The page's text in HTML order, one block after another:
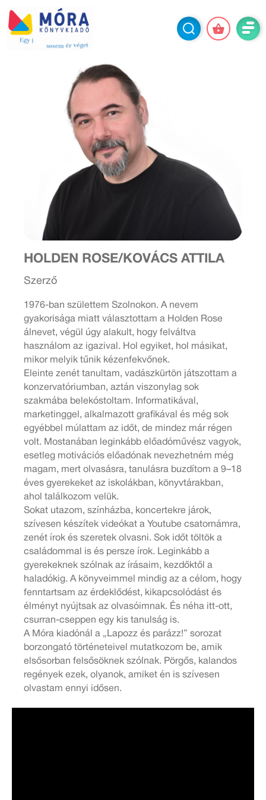
HOLDEN ROSE/KOVÁCS ATTILA
Szerző
1976-ban születtem Szolnokon. A nevem
gyakorisága miatt választottam a Holden Rose
álnevet, végül úgy alakult, hogy felváltva
használom az igazival. Hol egyiket, hol másikat,
mikor melyik tűnik kézenfekvőnek.
Eleinte zenét tanultam, vadászkürtön játszottam a
konzervatóriumban, aztán viszonylag sok
szakmába belekóstoltam. Informatikával,
marketinggel, alkalmazott grafikával és még sok
egyébbel múlattam az időt, de mindez már régen
volt. Mostanában leginkább előadóművész vagyok,
esetleg motivációs előadónak nevezhetném még
magam, mert olvasásra, tanulásra buzdítom a 9–18
éves gyerekeket az iskolákban, könyvtárakban,
ahol találkozom velük.
Sokat utazom, színházba, koncertekre járok,
szívesen készítek videókat a Youtube csatornámra,
zenét írok és szeretek olvasni. Sok időt töltök a
családommal is és persze írok. Leginkább a
gyerekeknek szólnak az írásaim, kezdőktől a
haladókig. A könyveimmel mindig az a célom, hogy
fenntartsam az érdeklődést, kikapcsolódást és
élményt nyújtsak az olvasóimnak. És néha itt-ott,
csurran-cseppen egy kis tanulság is.
A Móra kiadónál a „Lapozz és parázz!” sorozat
borzongató történeteivel mutatkozom be, amik
elsősorban felsősöknek szólnak. Pörgős, kalandos
regények ezek, olyanok, amiket én is szívesen
olvastam ennyi idősen.